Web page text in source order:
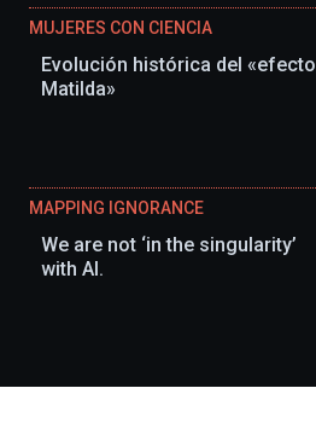
MUJERES CON CIENCIA
Evolución histórica del «efecto
Matilda»
MAPPING IGNORANCE
We are not ‘in the singularity’
with AI.